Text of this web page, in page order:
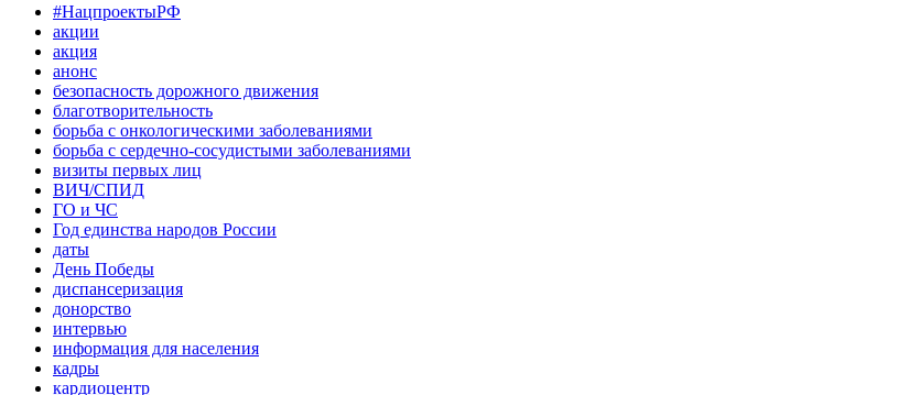
#НацпроектыРФ
акции
акция
анонс
безопасность дорожного движения
благотворительность
борьба с онкологическими заболеваниями
борьба с сердечно-сосудистыми заболеваниями
визиты первых лиц
ВИЧ/СПИД
ГО и ЧС
Год единства народов России
даты
День Победы
диспансеризация
донорство
интервью
информация для населения
кадры
кардиоцентр